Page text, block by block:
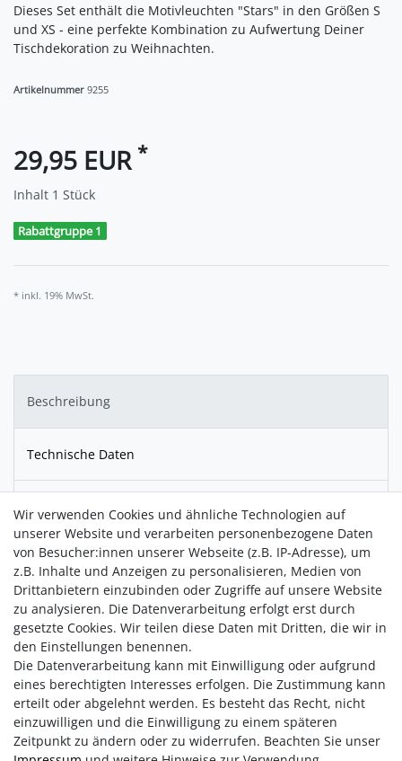
Dieses Set enthält die Motivleuchten "Stars" in den Größen S
und XS - eine perfekte Kombination zu Aufwertung Deiner
Tischdekoration zu Weihnachten.
Artikelnummer 9255
29,95 EUR *
Inhalt 1 Stück
Rabattgruppe 1
* inkl. 19% MwSt.
Beschreibung
Technische Daten
Download
Die kleinen Leuchten sind ausschließlich für die Nutzung im
Innenbereich ausgelegt. Sie enthalten eine LED-Leuchte und
einen Akku. Dieser kann in nur 15 Minuten über das
beigefügte USB-C- Kabel komplett aufgeladen werden.
Danach strahlen die kleinen Leuchten bis zu 5 Stunden lang.
Wir verwenden Cookies und ähnliche Technologien auf
unserer Website und verarbeiten personenbezogene Daten
von Besucher:innen unserer Webseite (z.B. IP-Adresse), um
z.B. Inhalte und Anzeigen zu personalisieren, Medien von
Drittanbietern einzubinden oder Zugriffe auf unsere Website
zu analysieren. Die Datenverarbeitung erfolgt erst durch
gesetzte Cookies. Wir teilen diese Daten mit Dritten, die wir in
den Einstellungen benennen.
Die Datenverarbeitung kann mit Einwilligung oder aufgrund
eines berechtigten Interesses erfolgen. Die Zustimmung kann
erteilt oder abgelehnt werden. Es besteht das Recht, nicht
einzuwilligen und die Einwilligung zu einem späteren
Zeitpunkt zu ändern oder zu widerrufen. Beachten Sie unser